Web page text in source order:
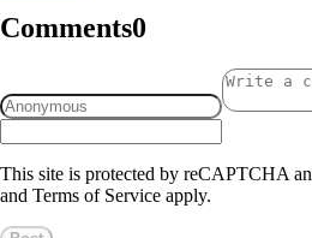
Comments0
This site is protected by reCAPTCHA
and Terms of Service apply.